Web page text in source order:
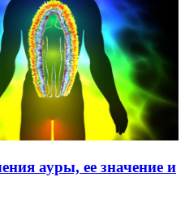
ауры, ее значение и